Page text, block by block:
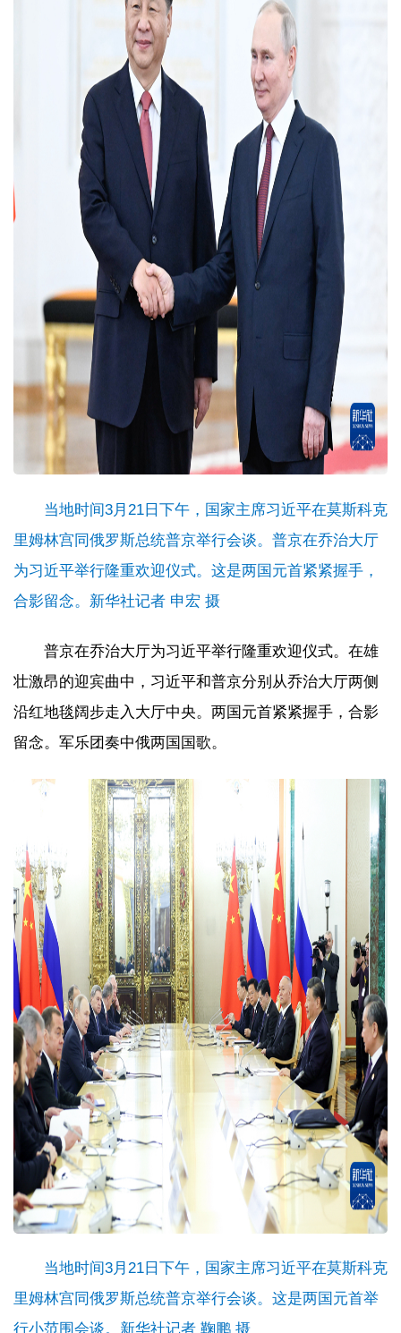
当地时间3月21日下午，国家主席习近平在莫斯科克
里姆林宫同俄罗斯总统普京举行会谈。普京在乔治大厅
为习近平举行隆重欢迎仪式。这是两国元首紧紧握手，
合影留念。新华社记者 申宏 摄
普京在乔治大厅为习近平举行隆重欢迎仪式。在雄
壮激昂的迎宾曲中，习近平和普京分别从乔治大厅两侧
沿红地毯阔步走入大厅中央。两国元首紧紧握手，合影
留念。军乐团奏中俄两国国歌。
当地时间3月21日下午，国家主席习近平在莫斯科克
里姆林宫同俄罗斯总统普京举行会谈。这是两国元首举
行小范围会谈。新华社记者 鞠鹏 摄